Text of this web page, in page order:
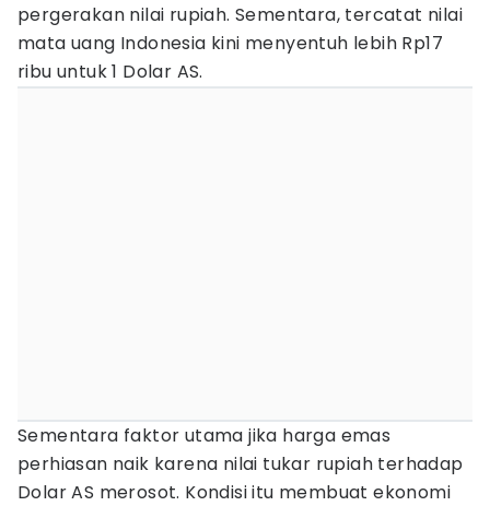
pergerakan nilai rupiah. Sementara, tercatat nilai
mata uang Indonesia kini menyentuh lebih Rp17
ribu untuk 1 Dolar AS.
Sementara faktor utama jika harga emas
perhiasan naik karena nilai tukar rupiah terhadap
Dolar AS merosot. Kondisi itu membuat ekonomi